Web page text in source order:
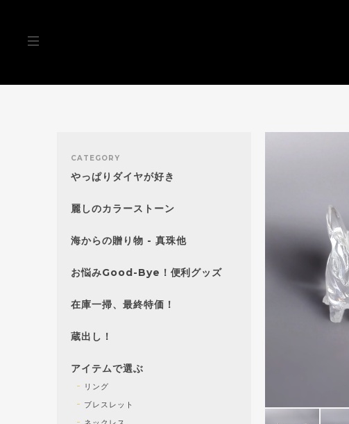
CATEGORY
やっぱりダイヤが好き
麗しのカラーストーン
海からの贈り物 - 真珠他
お悩みGood-Bye！便利グッズ
在庫一掃、最終特価！
蔵出し！
アイテムで選ぶ
リング
ブレスレット